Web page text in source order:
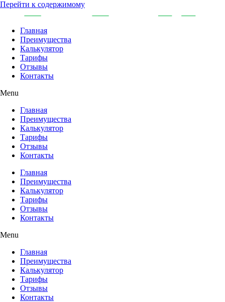
Перейти к содержимому
Главная
Преимущества
Калькулятор
Тарифы
Отзывы
Контакты
Menu
Главная
Преимущества
Калькулятор
Тарифы
Отзывы
Контакты
Главная
Преимущества
Калькулятор
Тарифы
Отзывы
Контакты
Menu
Главная
Преимущества
Калькулятор
Тарифы
Отзывы
Контакты